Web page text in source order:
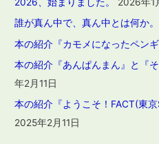
誰が真ん中で、真ん中とは何か。
本の紹介『カモメになったペンギ
本の紹介『あんぱんまん』と『
年2月11日
本の紹介『ようこそ！FACT(東
2025年2月11日